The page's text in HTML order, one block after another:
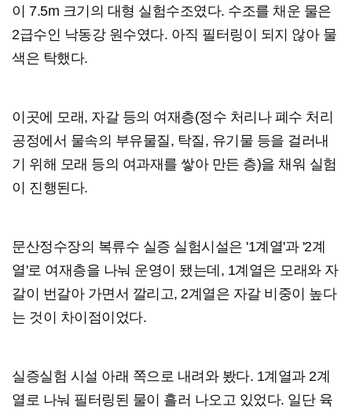
이 7.5m 크기의 대형 실험수조였다. 수조를 채운 물은
2급수인 낙동강 원수였다. 아직 필터링이 되지 않아 물
색은 탁했다.
이곳에 모래, 자갈 등의 여재층(정수 처리나 폐수 처리
공정에서 물속의 부유물질, 탁질, 유기물 등을 걸러내
기 위해 모래 등의 여과재를 쌓아 만든 층)을 채워 실험
이 진행된다.
문산정수장의 복류수 실증 실험시설은 '1계열'과 '2계
열'로 여재층을 나눠 운영이 됐는데, 1계열은 모래와 자
갈이 번갈아 가면서 깔리고, 2계열은 자갈 비중이 높다
는 것이 차이점이었다.
실증실험 시설 아래 쪽으로 내려와 봤다. 1계열과 2계
열로 나눠 필터링된 물이 흘러 나오고 있었다. 일단 육